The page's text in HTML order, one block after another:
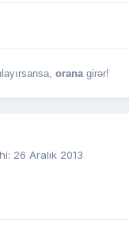
orana girər!
26 Aralık 2013